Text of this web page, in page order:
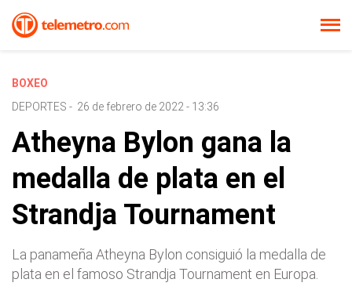
BOXEO
DEPORTES - 26 de febrero de 2022 - 13:36
Atheyna Bylon gana la
medalla de plata en el
Strandja Tournament
La panameña Atheyna Bylon consiguió la medalla de
plata en el famoso Strandja Tournament en Europa.